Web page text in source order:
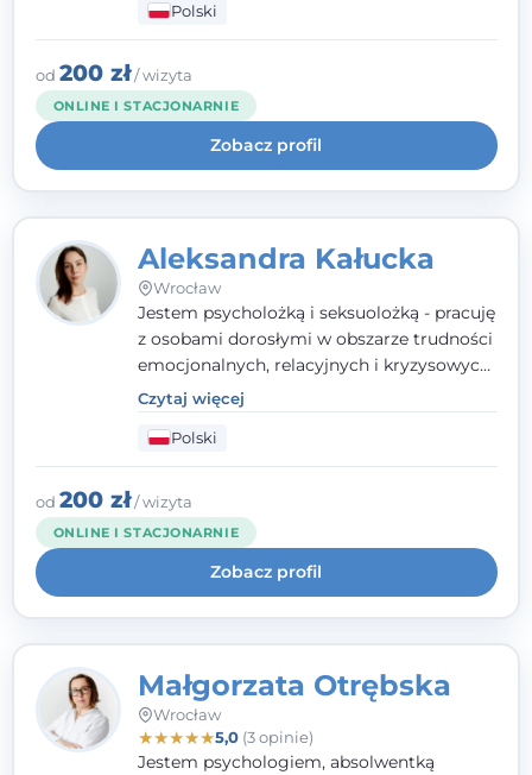
relacyjnych. W pracy kieruję się
uważnością, empatią i głębokim
szacunkiem dla indywidualnej historii
każdego człowieka. Jestem w trakcie
czteroletniej szkoły psychoterapii
poznawczo-behawioralnej
rekomendowanej przez PTTPB.
Polski
od 200 zł/ wizyta
ONLINE I STACJONARNIE
Zobacz profil
Aleksandra Kałucka
Wrocław
Jestem psycholożką i seksuolożką - pracuję
z osobami dorosłymi w obszarze trudności
emocjonalnych, relacyjnych i kryzysowych,
w tym z osobami po doświadczeniach
przemocy. Ukończyłam psychologię
kliniczną oraz studia podyplomowe z
interwencji kryzysowej i seksuologii
klinicznej na SWPS we Wrocławiu. W pracy
kieruję się empatią, etyką zawodową i
uważnością na potrzeby klienta.
Czytaj więcej
Polski
od 200 zł/ wizyta
ONLINE I STACJONARNIE
Zobacz profil
Małgorzata Otrębska
Wrocław
★★★★★5,0(3 opinie)
Jestem psychologiem, absolwentką